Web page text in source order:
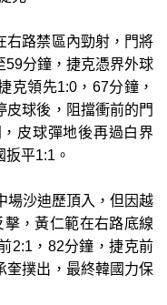
右路禁區內勁射，門將
59分鐘，捷克憑界外球
克領先1:0，67分鐘，
皮球後，阻擋衝前的門
皮球彈地後再過白界
平1:1。
場沙迪歷頂入，但因越
，黃仁範在右路底線
2:1，82分鐘，捷克前
奎撲出，最終韓國力保